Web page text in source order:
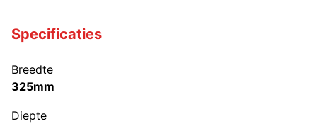
Specificaties
Breedte
325mm
Diepte